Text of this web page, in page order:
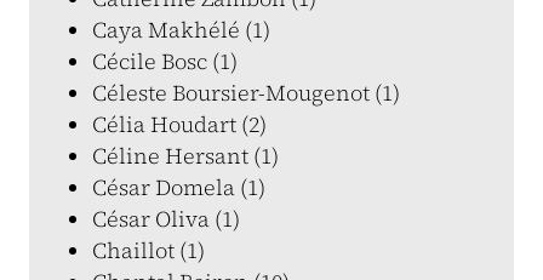
Caya Makhélé (1)
Cécile Bosc (1)
Céleste Boursier-Mougenot (1)
Célia Houdart (2)
Céline Hersant (1)
César Domela (1)
César Oliva (1)
Chaillot (1)